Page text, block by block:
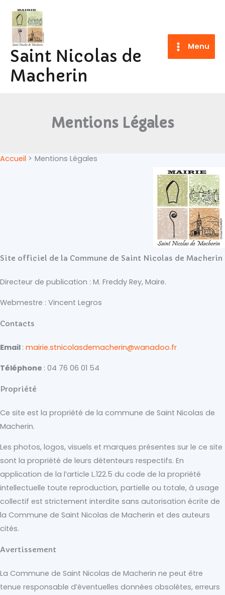
contenu
Saint Nicolas de
Macherin
Menu
Mentions Légales
Accueil Mentions Légales
Site officiel de la Commune de Saint Nicolas de Macherin
Directeur de publication : M. Freddy Rey, Maire.
Webmestre : Vincent Legros
Contacts
Email : mairie.stnicolasdemacherin@wanadoo.fr
Téléphone : 04 76 06 01 54
Propriété
Ce site est la propriété de la commune de Saint Nicolas de
Macherin.
Les photos, logos, visuels et marques présentes sur le ce site
sont la propriété de leurs détenteurs respectifs. En
application de la l’article L.122.5 du code de la propriété
intellectuelle toute reproduction, partielle ou totale, à usage
collectif est strictement interdite sans autorisation écrite de
la Commune de Saint Nicolas de Macherin et des auteurs
cités.
Avertissement
La Commune de Saint Nicolas de Macherin ne peut être
tenue responsable d’éventuelles données obsolètes, erreurs